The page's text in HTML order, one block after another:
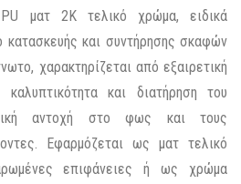
ματ 2Κ τελικό χρώμα, ειδικά
κατασκευής και συντήρησης σκαφών
χαρακτηρίζεται από εξαιρετική
καλυπτικότητα και διατήρηση του
αντοχή στο φως και τους
Εφαρμόζεται ως ματ τελικό
επιφάνειες ή ως χρώμα